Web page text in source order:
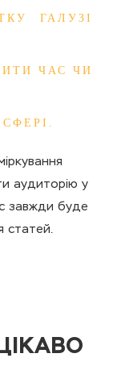
ГАЛУЗІ
ЧАС ЧИ
аудиторію у
завжди буде
статей.